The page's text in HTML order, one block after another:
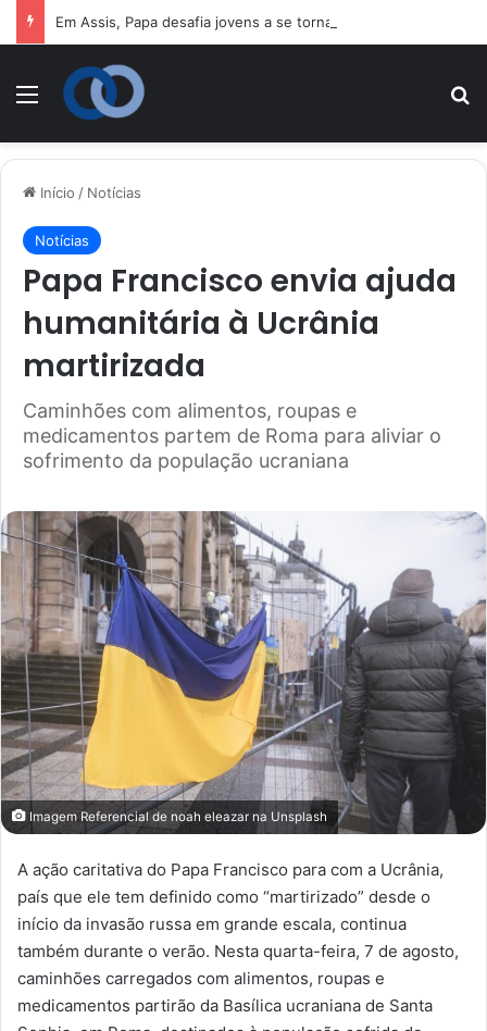
Em Assis, Papa desafia jovens a se tornarem “novos santos”
Menu
Início / Notícias
Notícias
Papa Francisco envia ajuda
humanitária à Ucrânia
martirizada
Caminhões com alimentos, roupas e
medicamentos partem de Roma para aliviar o
sofrimento da população ucraniana
Imagem Referencial de noah eleazar na Unsplash
A ação caritativa do Papa Francisco para com a Ucrânia,
país que ele tem definido como “martirizado” desde o
início da invasão russa em grande escala, continua
também durante o verão. Nesta quarta-feira, 7 de agosto,
caminhões carregados com alimentos, roupas e
medicamentos partirão da Basílica ucraniana de Santa